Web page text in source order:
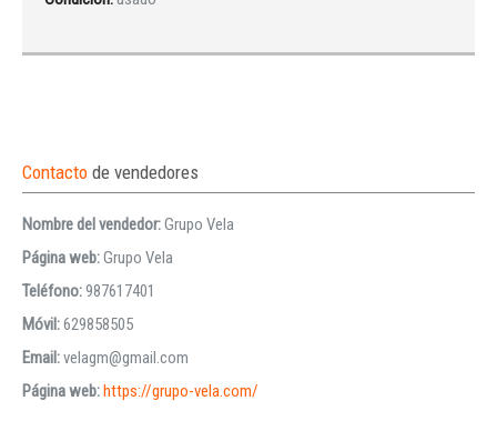
Contacto de vendedores
Nombre del vendedor:Grupo Vela
Página web:Grupo Vela
Teléfono:987617401
Móvil:629858505
Email:velagm@gmail.com
Página web:https://grupo-vela.com/